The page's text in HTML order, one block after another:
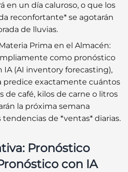
en un día caluroso, o que los
reconfortante* se agotarán
de lluvias.
Prima en el Almacén:
como pronóstico
IA (AI inventory forecasting),
predice exactamente cuántos
de café, kilos de carne o litros
la próxima semana
tendencias de *ventas* diarias.
Pronóstico
con IA